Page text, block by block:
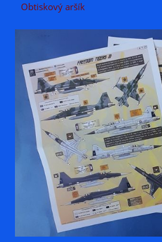
Obtiskový aršík